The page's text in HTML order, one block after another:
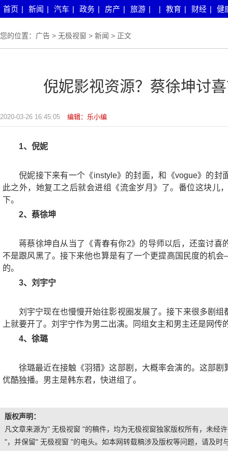
首页 | 新闻 | 汽车 | 政务 | 房产 | 旅游 | | 教育 | 财经 | 健
您的位置： 广告 > 无极视窗 > 新闻 > 正文
倪妮影视资源？蔡徐坤讨
2020-03-26 16:45:05 编辑：乐小编
1、倪妮
倪妮接下来有一个《instyle》的封面，和《vogue》的
此之外，她复工之后就会进组《流金岁月》了。番位这块儿
下。
2、蔡徐坤
蒋蔡徐坤自从当了《青春有你2》的导师以后，还蛮讨
不是跟风黑了。接下来他也算是有了一个更提高国民度的机
的。
3、刘宇宁
刘宇宁现在也慢慢开始往影视圈发展了。接下来很多剧
上就要开了。刘宇宁作为男二出演。同组女主和男主还是网
4、徐璐
徐璐最近在接触《羽猎》这部剧，大概率会演的。这部
优酷独播。男主是韩东君，快进组了。
版权声明：
凡文章来源为" 无极视窗 "的稿件，均为无极视窗独家版权所有，未经
"，并保留" 无极视窗 "的电头。如本网转载稿涉及版权等问题，请及时